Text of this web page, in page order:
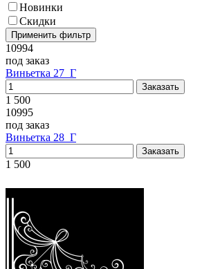
Новинки
Скидки
10994
под заказ
Виньетка 27_Г
1 500
10995
под заказ
Виньетка 28_Г
1 500